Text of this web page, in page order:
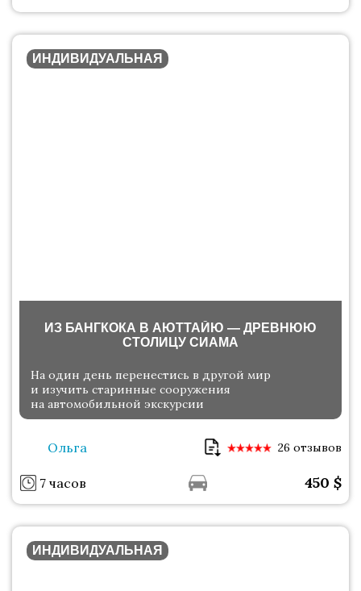
ИНДИВИДУАЛЬНАЯ
ИЗ БАНГКОКА В АЮТТАЙЮ — ДРЕВНЮЮ
СТОЛИЦУ СИАМА
На один день перенестись в другой мир
и изучить старинные сооружения
на автомобильной экскурсии
Ольга 26 отзывов
7 часов 450 $
ИНДИВИДУАЛЬНАЯ